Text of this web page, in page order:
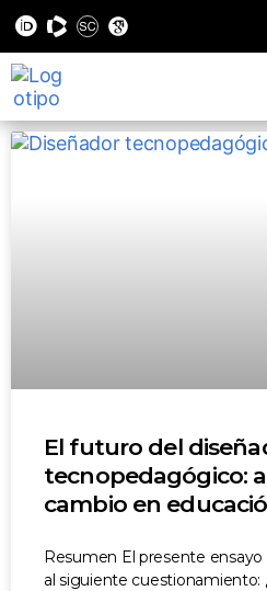
El futuro del
tecnopedagógico:
cambio en
Resumen El presente
al siguiente cuestionamiento: